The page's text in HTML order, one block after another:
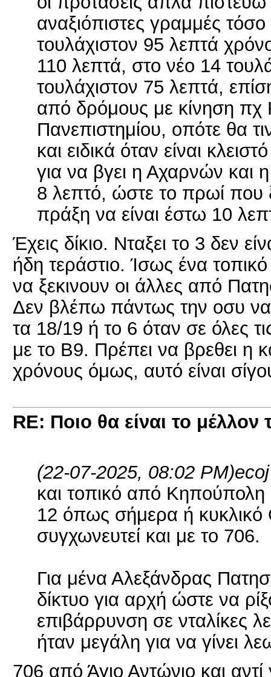
αναξιόπιστες γραμμές
τουλάχιστον 95 λεπτά
110 λεπτά, στο νέο 14
τουλάχιστον 75 λεπτά,
από δρόμους με κίνηση πχ
Πανεπιστημίου, οπότε θα
και ειδικά όταν είναι
για να βγει η Αχαρνών και
8 λεπτό, ώστε το πρωί που
πράξη να είναι έστω 10
Έχεις δίκιο. Νταξει το 3 δεν
ήδη τεράστιο. Ίσως ένα
να ξεκινουν οι άλλες από
Δεν βλέπω πάντως την οσυ να
τα 18/19 ή το 6 όταν σε όλες
με το Β9. Πρέπει να βρεθει η
χρόνους όμως, αυτό είναι
RE: Ποιο θα είναι το μέλλον
(22-07-2025, 08:02 PM)
και τοπικό από Κηπούπολη
12 όπως σήμερα ή
συγχωνευτεί και με το 706.
Για μένα Αλεξάνδρας
δίκτυο για αρχή ώστε να
επιβάρρυνση σε νταλίκες
ήταν μεγάλη για να γίνει
706 από Άγιο Αντώνιο και αντί